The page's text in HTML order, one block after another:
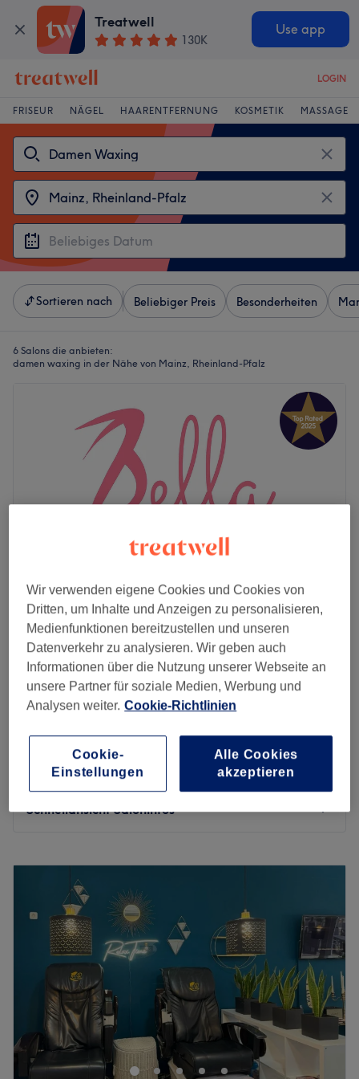
Treatwell
130K
Use app
LOGIN
FRISEUR NÄGEL HAARENTFERNUNG KOSMETIK MASSAGE
Sortieren nach Beliebiger Preis Besonderheiten
6 Salons die anbieten:
damen waxing in der Nähe von Mainz, Rheinland-Pfalz
Bella - Original. Brazilian. Waxing. & Beauty
4,9
311 Bewertungen
Altstadt, Rheinland-Pfalz
Auf Karte anzeigen
Waxing Oberlippe
15 Min.
15 Min.
Waxing Oberlippe für Herren
15 Min.
Schnellansicht Saloninfos
Mittwoch
Donnerstag
10:00
21:00
Freitag
10:00
20:00
Samstag
Geschlossen
Sonntag
Geschlossen
Du wünschst dir zarte, glatte Haut und gepflegte Hände
und Füße? Dann bist du bei Bella - Original. Brazilian.
Waxing. & Nails. in der Mainzer Altstadt genau richtig.
Das Studio bietet dir diverse Haarentfernungsmethoden,
Wir verwenden eigene Cookies und Cookies von
Dritten, um Inhalte und Anzeigen zu personalisieren,
Medienfunktionen bereitzustellen und unseren
Datenverkehr zu analysieren. Wir geben auch
Informationen über die Nutzung unserer Webseite an
unsere Partner für soziale Medien, Werbung und
Analysen weiter. Cookie-Richtlinien
Cookie-
Einstellungen
Alle Cookies
akzeptieren